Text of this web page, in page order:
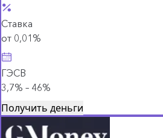
Ставка
от 0,01%
ГЭСВ
3,7% – 46%
Получить деньги